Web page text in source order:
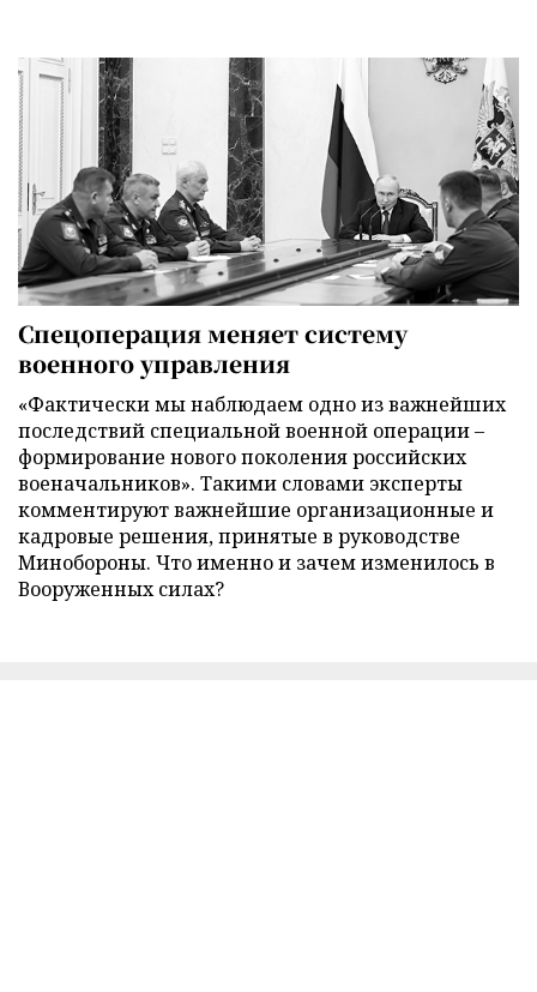
Спецоперация меняет систему
военного управления
«Фактически мы наблюдаем одно из важнейших
последствий специальной военной операции –
формирование нового поколения российских
военачальников». Такими словами эксперты
комментируют важнейшие организационные и
кадровые решения, принятые в руководстве
Минобороны. Что именно и зачем изменилось в
Вооруженных силах?